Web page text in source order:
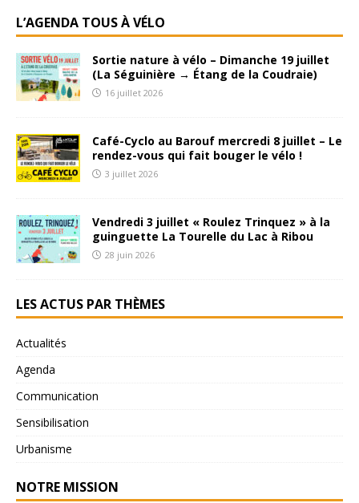
L’AGENDA TOUS À VÉLO
Sortie nature à vélo – Dimanche 19 juillet
(La Séguinière → Étang de la Coudraie)
16 juillet 2026
Café-Cyclo au Barouf mercredi 8 juillet – Le
rendez-vous qui fait bouger le vélo !
3 juillet 2026
Vendredi 3 juillet « Roulez Trinquez » à la
guinguette La Tourelle du Lac à Ribou
28 juin 2026
LES ACTUS PAR THÈMES
Actualités
Agenda
Communication
Sensibilisation
Urbanisme
NOTRE MISSION